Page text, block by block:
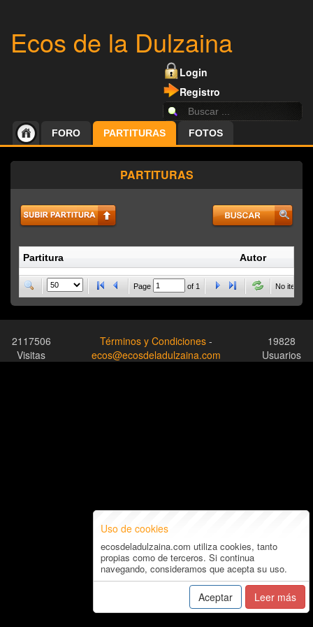
Ecos de la Dulzaina
Login
Registro
FORO PARTITURAS FOTOS
PARTITURAS
Partitura Autor
Page of 1 No items
2117506
Visitas
Términos y Condiciones -
ecos@ecosdeladulzaina.com
19828
Usuarios
Uso de cookies
ecosdeladulzaina.com utiliza cookies, tanto
propias como de terceros. Si continua
navegando, consideramos que acepta su uso.
Aceptar Leer más